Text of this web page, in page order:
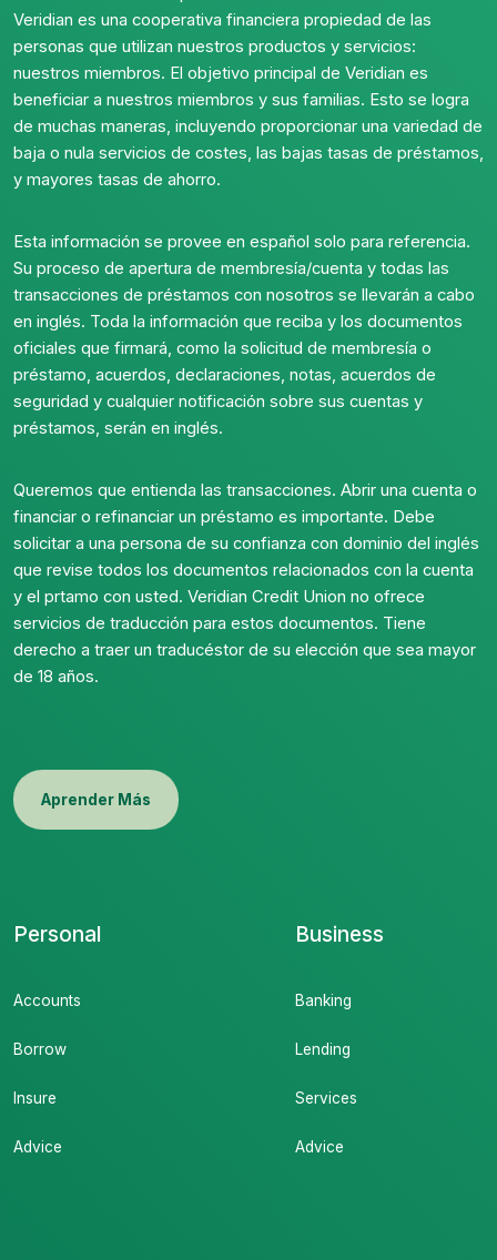
Veridian es una cooperativa financiera propiedad de las
personas que utilizan nuestros productos y servicios:
nuestros miembros. El objetivo principal de Veridian es
beneficiar a nuestros miembros y sus familias. Esto se logra
de muchas maneras, incluyendo proporcionar una variedad de
baja o nula servicios de costes, las bajas tasas de préstamos,
y mayores tasas de ahorro.
Esta información se provee en español solo para referencia.
Su proceso de apertura de membresía/cuenta y todas las
transacciones de préstamos con nosotros se llevarán a cabo
en inglés. Toda la información que reciba y los documentos
oficiales que firmará, como la solicitud de membresía o
préstamo, acuerdos, declaraciones, notas, acuerdos de
seguridad y cualquier notificación sobre sus cuentas y
préstamos, serán en inglés.
Queremos que entienda las transacciones. Abrir una cuenta o
financiar o refinanciar un préstamo es importante. Debe
solicitar a una persona de su confianza con dominio del inglés
que revise todos los documentos relacionados con la cuenta
y el prtamo con usted. Veridian Credit Union no ofrece
servicios de traducción para estos documentos. Tiene
derecho a traer un traducéstor de su elección que sea mayor
de 18 años.
Aprender Más
Personal
Accounts
Borrow
Insure
Advice
Business
Banking
Lending
Services
Advice